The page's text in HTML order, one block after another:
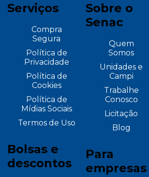
Serviços
Compra
Segura
Política de
Privacidade
Política de
Cookies
Política de
Mídias Sociais
Termos de Uso
Bolsas e
descontos
Sobre o
Senac
Quem
Somos
Unidades e
Campi
Trabalhe
Conosco
Licitação
Blog
Para
empresas